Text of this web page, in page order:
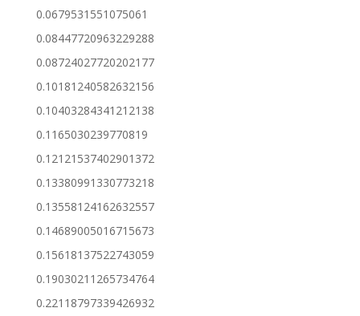
0.0679531551075061
0.08447720963229288
0.08724027720202177
0.10181240582632156
0.10403284341212138
0.1165030239770819
0.12121537402901372
0.13380991330773218
0.13558124162632557
0.14689005016715673
0.15618137522743059
0.19030211265734764
0.22118797339426932